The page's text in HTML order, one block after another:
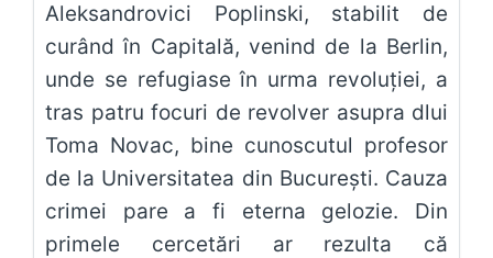
Aleksandrovici Poplinski, stabilit de
curând în Capitală, venind de la Berlin,
unde se refugiase în urma revoluției, a
tras patru focuri de revolver asupra dlui
Toma Novac, bine cunoscutul profesor
de la Universitatea din București. Cauza
crimei pare a fi eterna gelozie. Din
primele cercetări ar rezulta că